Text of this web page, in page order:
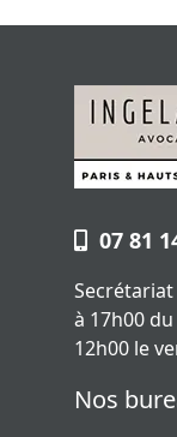
07 81
à 17h00
12h00 le
Nos